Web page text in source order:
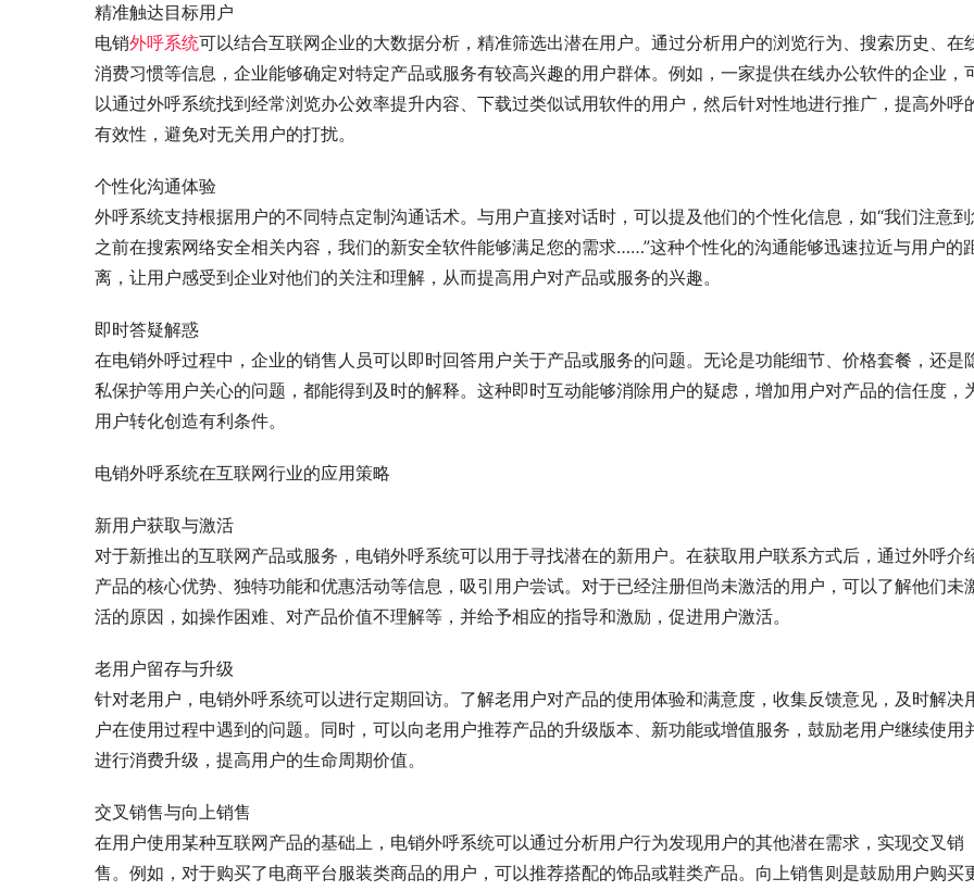
精准触达目标用户
电销外呼系统可以结合互联网企业的大数据分析，精准筛选出潜在用户。通过分析用户的浏览行为、搜索历史、在
消费习惯等信息，企业能够确定对特定产品或服务有较高兴趣的用户群体。例如，一家提供在线办公软件的企业，
以通过外呼系统找到经常浏览办公效率提升内容、下载过类似试用软件的用户，然后针对性地进行推广，提高外呼
有效性，避免对无关用户的打扰。
个性化沟通体验
外呼系统支持根据用户的不同特点定制沟通话术。与用户直接对话时，可以提及他们的个性化信息，如“我们注意到
之前在搜索网络安全相关内容，我们的新安全软件能够满足您的需求……”这种个性化的沟通能够迅速拉近与用户的
离，让用户感受到企业对他们的关注和理解，从而提高用户对产品或服务的兴趣。
即时答疑解惑
在电销外呼过程中，企业的销售人员可以即时回答用户关于产品或服务的问题。无论是功能细节、价格套餐，还是
私保护等用户关心的问题，都能得到及时的解释。这种即时互动能够消除用户的疑虑，增加用户对产品的信任度，
用户转化创造有利条件。
电销外呼系统在互联网行业的应用策略
新用户获取与激活
对于新推出的互联网产品或服务，电销外呼系统可以用于寻找潜在的新用户。在获取用户联系方式后，通过外呼介
产品的核心优势、独特功能和优惠活动等信息，吸引用户尝试。对于已经注册但尚未激活的用户，可以了解他们未
活的原因，如操作困难、对产品价值不理解等，并给予相应的指导和激励，促进用户激活。
老用户留存与升级
针对老用户，电销外呼系统可以进行定期回访。了解老用户对产品的使用体验和满意度，收集反馈意见，及时解决
户在使用过程中遇到的问题。同时，可以向老用户推荐产品的升级版本、新功能或增值服务，鼓励老用户继续使用
进行消费升级，提高用户的生命周期价值。
交叉销售与向上销售
在用户使用某种互联网产品的基础上，电销外呼系统可以通过分析用户行为发现用户的其他潜在需求，实现交叉销
售。例如，对于购买了电商平台服装类商品的用户，可以推荐搭配的饰品或鞋类产品。向上销售则是鼓励用户购买